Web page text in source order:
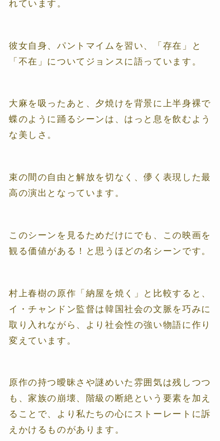
れています。
彼女自身、パントマイムを習い、「存在」と
「不在」についてジョンスに語っています。
大麻を吸ったあと、夕焼けを背景に上半身裸で
蝶のように踊るシーンは、はっと息を飲むよう
な美しさ。
束の間の自由と解放を切なく、儚く表現した最
高の演出となっています。
このシーンを見るためだけにでも、この映画を
観る価値がある！と思うほどの名シーンです。
村上春樹の原作「納屋を焼く」と比較すると、
イ・チャンドン監督は韓国社会の文脈を巧みに
取り入れながら、より社会性の強い物語に作り
変えています。
原作の持つ曖昧さや謎めいた雰囲気は残しつつ
も、家族の崩壊、階級の断絶という要素を加え
ることで、より私たちの心にストーレートに訴
えかけるものがあります。